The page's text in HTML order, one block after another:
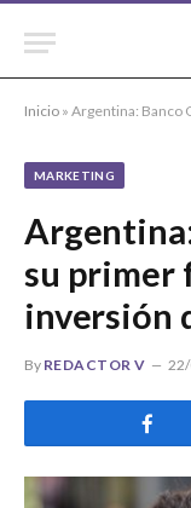
Inicio » Argentina: Banco
MARKETING
su primer
inversión
By REDACTOR V